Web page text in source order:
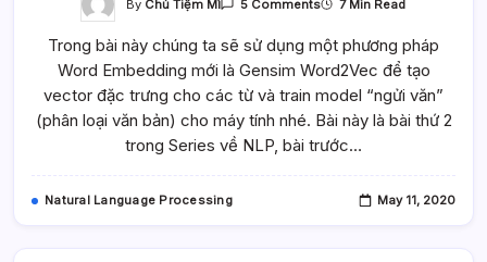
By Chủ Tiệm Mì 5 Comments
#2]
Sử
Dụng
Gensim
Word2Vec
Để
Dạy
Máy
7 Min Read
Trong bài này chúng ta sẽ sử dụng một phương pháp
Word Embedding mới là Gensim Word2Vec để tạo
vector đặc trưng cho các từ và train model “ngửi văn”
(phân loại văn bản) cho máy tính nhé. Bài này là bài thứ 2
trong Series về NLP, bài trước…
Natural Language Processing May 11, 2020